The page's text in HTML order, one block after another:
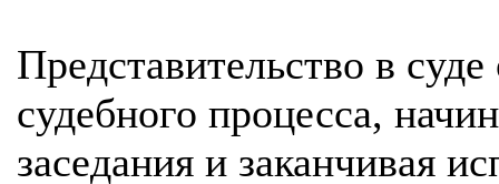
Представительство в
судебного процесса,
заседания и заканчивая